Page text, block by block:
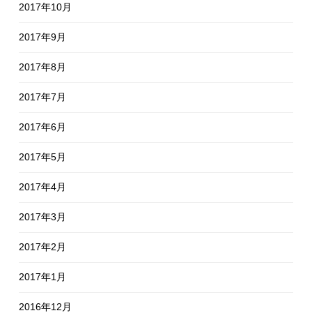
2017年10月
2017年9月
2017年8月
2017年7月
2017年6月
2017年5月
2017年4月
2017年3月
2017年2月
2017年1月
2016年12月